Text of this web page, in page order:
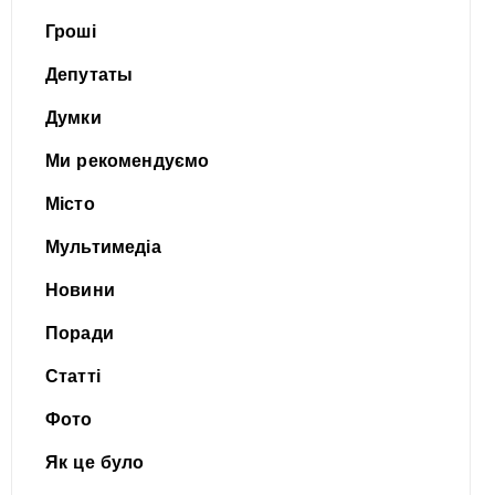
Гроші
Депутаты
Думки
Ми рекомендуємо
Місто
Мультимедіа
Новини
Поради
Статті
Фото
Як це було